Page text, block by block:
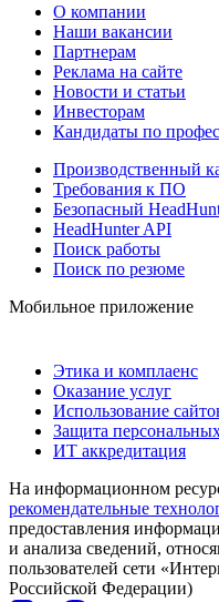
О компании
Наши вакансии
Партнерам
Реклама на сайте
Новости и статьи
Инвесторам
Кандидаты по
Производственный
Требования к ПО
Безопасный
HeadHunter API
Поиск работы
Поиск по резюме
Мобильное приложение
Этика и комплаенс
Оказание услуг
Использование
Защита
ИТ аккредитация
На информационном
рекомендательные
предоставления
и анализа сведений,
пользователей сети
Российской Федерации)